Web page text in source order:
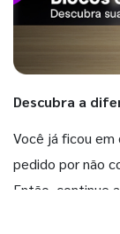
Descubra a
Você já ficou
pedido por não
Então, continue